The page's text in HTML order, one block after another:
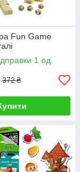
Fun Game
1 од.
372 ₴